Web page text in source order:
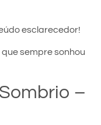
esclarecedor!
sempre sonhou
–